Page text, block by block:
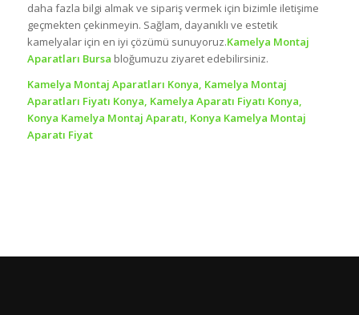
daha fazla bilgi almak ve sipariş vermek için bizimle iletişime
geçmekten çekinmeyin. Sağlam, dayanıklı ve estetik
kamelyalar için en iyi çözümü sunuyoruz.Kamelya Montaj
Aparatları Bursa bloğumuzu ziyaret edebilirsiniz.
Kamelya Montaj Aparatları Konya, Kamelya Montaj
Aparatları Fiyatı Konya, Kamelya Aparatı Fiyatı Konya,
Konya Kamelya Montaj Aparatı, Konya Kamelya Montaj
Aparatı Fiyat